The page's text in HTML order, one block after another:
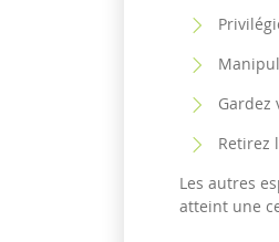
Gardez
Retirez
Les autres
atteint une